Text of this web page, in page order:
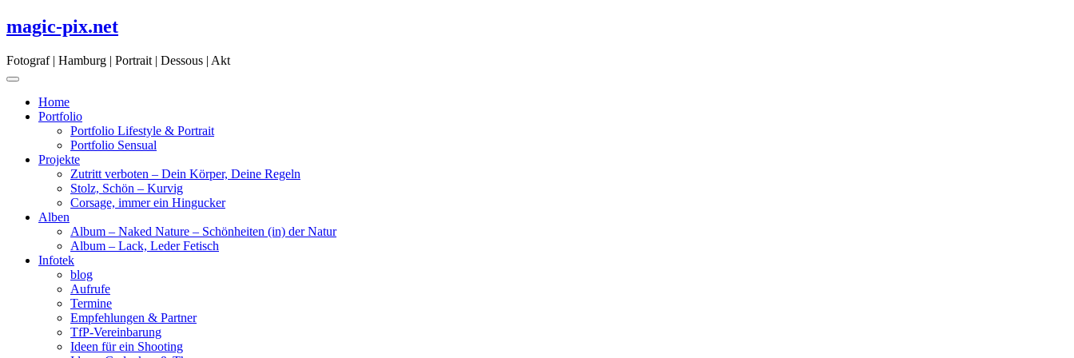
Skip
to
magic-pix.net
Fotograf | Hamburg | Portrait | Dessous | Akt
Home
Portfolio
Portfolio Lifestyle & Portrait
Portfolio Sensual
Projekte
Zutritt verboten – Dein Körper, Deine Regeln
Stolz, Schön – Kurvig
Corsage, immer ein Hingucker
Alben
Album – Naked Nature – Schönheiten (in) der Natur
Album – Lack, Leder Fetisch
Infotek
blog
Aufrufe
Termine
Empfehlungen & Partner
TfP-Vereinbarung
Ideen für ein Shooting